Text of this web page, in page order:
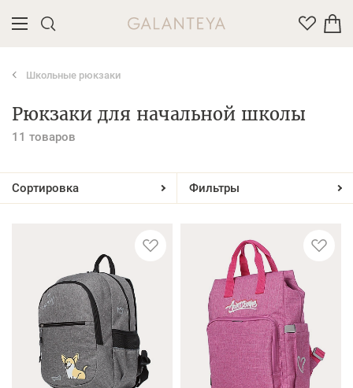
Введите название или артикул товара
Школьные рюкзаки
Рюкзаки для начальной школы
11 товаров
Сортировка Фильтры